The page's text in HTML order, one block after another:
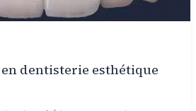
dentisterie esthétique